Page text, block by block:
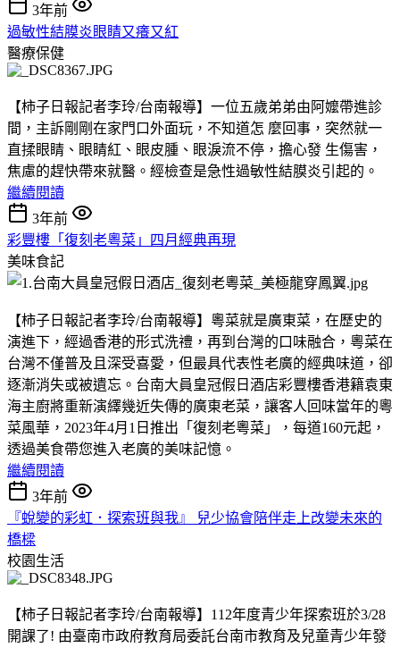
3年前
過敏性結膜炎眼睛又癢又紅
醫療保健
【柿子日報記者李玲/台南報導】一位五歲弟弟由阿嬤帶進診
間，主訴剛剛在家門口外面玩，不知道怎 麼回事，突然就一
直揉眼睛、眼睛紅、眼皮腫、眼淚流不停，擔心發 生傷害，
焦慮的趕快帶來就醫。經檢查是急性過敏性結膜炎引起的。
繼續閱讀
3年前
彩豐樓「復刻老粵菜」四月經典再現
美味食記
【柿子日報記者李玲/台南報導】粵菜就是廣東菜，在歷史的
演進下，經過香港的形式洗禮，再到台灣的口味融合，粵菜在
台灣不僅普及且深受喜愛，但最具代表性老廣的經典味道，卻
逐漸消失或被遺忘。台南大員皇冠假日酒店彩豐樓香港籍袁東
海主廚將重新演繹幾近失傳的廣東老菜，讓客人回味當年的粵
菜風華，2023年4月1日推出「復刻老粵菜」，每道160元起，
透過美食帶您進入老廣的美味記憶。
繼續閱讀
3年前
『蛻變的彩虹．探索班與我』 兒少協會陪伴走上改變未來的
橋樑
校園生活
【柿子日報記者李玲/台南報導】112年度青少年探索班於3/28
開課了! 由臺南市政府教育局委託台南市教育及兒童青少年發